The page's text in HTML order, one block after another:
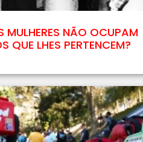
MULHERES NÃO OCUPAM
QUE LHES PERTENCEM?